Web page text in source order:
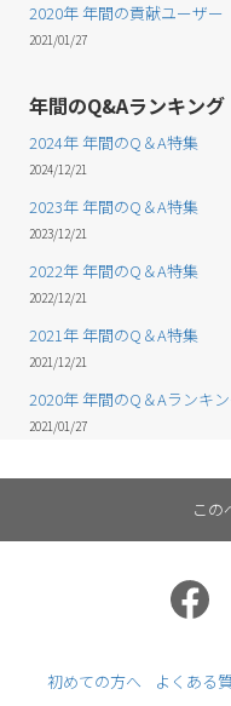
2020年 年間の貢献ユーザー
2021/01/27
年間のQ&Aランキング
2024年 年間のQ＆A特集
2024/12/21
2023年 年間のQ＆A特集
2023/12/21
2022年 年間のQ＆A特集
2022/12/21
2021年 年間のQ＆A特集
2021/12/21
2020年 年間のQ＆Aランキ
2021/01/27
この
初めての方へ よくある